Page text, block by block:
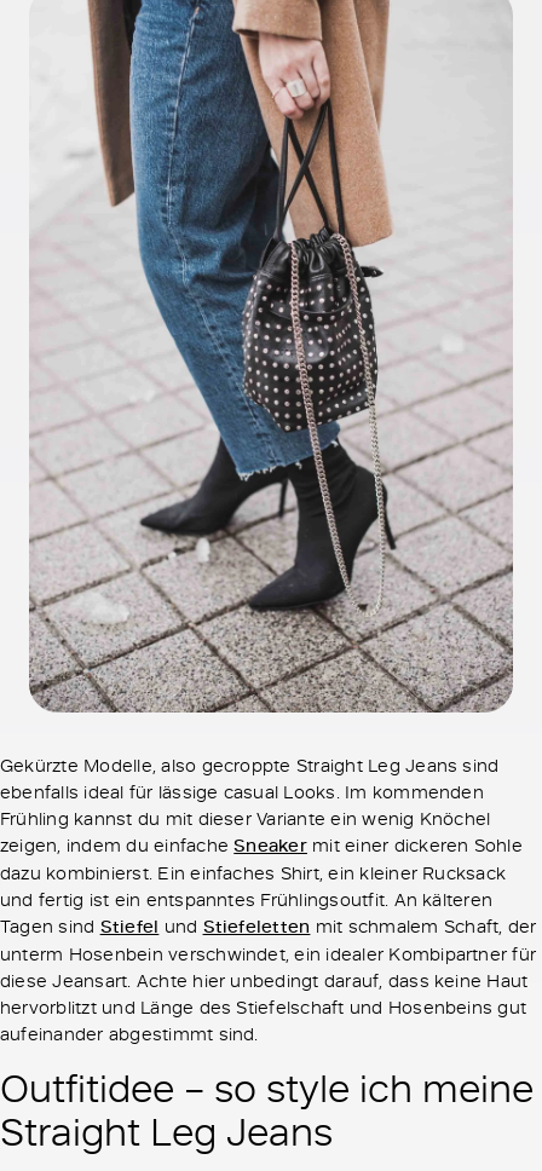
Gekürzte Modelle, also gecroppte Straight Leg Jeans sind
ebenfalls ideal für lässige casual Looks. Im kommenden
Frühling kannst du mit dieser Variante ein wenig Knöchel
zeigen, indem du einfacheSneakermit einer dickeren Sohle
dazu kombinierst. Ein einfaches Shirt, ein kleiner Rucksack
und fertig ist ein entspanntes Frühlingsoutfit. An kälteren
Tagen sind Stiefel und Stiefeletten mit schmalem Schaft, der
unterm Hosenbein verschwindet, ein idealer Kombipartner für
diese Jeansart. Achte hier unbedingt darauf, dass keine Haut
hervorblitzt und Länge des Stiefelschaft und Hosenbeins gut
aufeinander abgestimmt sind.
Outfitidee – so style ich meine
Straight Leg Jeans